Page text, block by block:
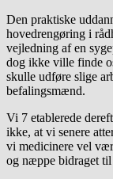
Den praktiske
hovedrengøring i
vejledning af en
dog ikke ville finde
skulle udføre slige
befalingsmænd.
Vi 7 etablerede
ikke, at vi senere
vi medicinere vel
og næppe bidraget til